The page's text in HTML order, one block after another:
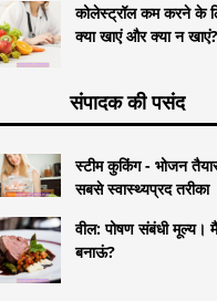
कोलेस्ट्रॉल कम करने के
क्या खाएं और क्या न खाएं?
संपादक की पसंद
स्टीम कुकिंग - भोजन
सबसे स्वास्थ्यप्रद तरीका
वील: पोषण संबंधी मूल्य।
बनाऊं?